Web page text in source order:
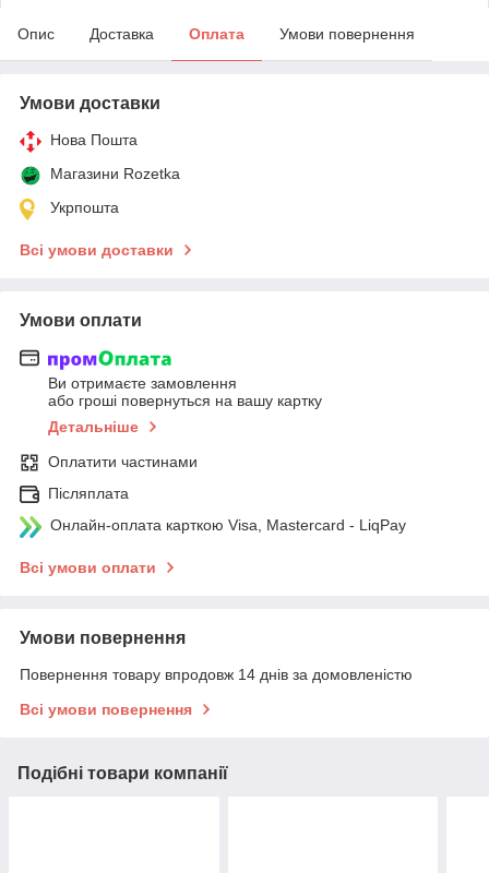
Опис Доставка Оплата Умови повернення
Умови доставки
Нова Пошта
Магазини Rozetka
Укрпошта
Всі умови доставки
Умови оплати
Ви отримаєте замовлення
або гроші повернуться на вашу картку
Детальніше
Оплатити частинами
Післяплата
Онлайн-оплата карткою Visa, Mastercard - LiqPay
Всі умови оплати
Умови повернення
Повернення товару впродовж 14 днів за домовленістю
Всі умови повернення
Подібні товари компанії